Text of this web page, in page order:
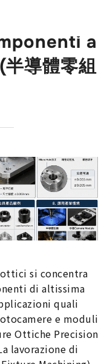
a
導體零組
si concentra
di altissima
quali
e moduli
Ottiche Precision
lavorazione di